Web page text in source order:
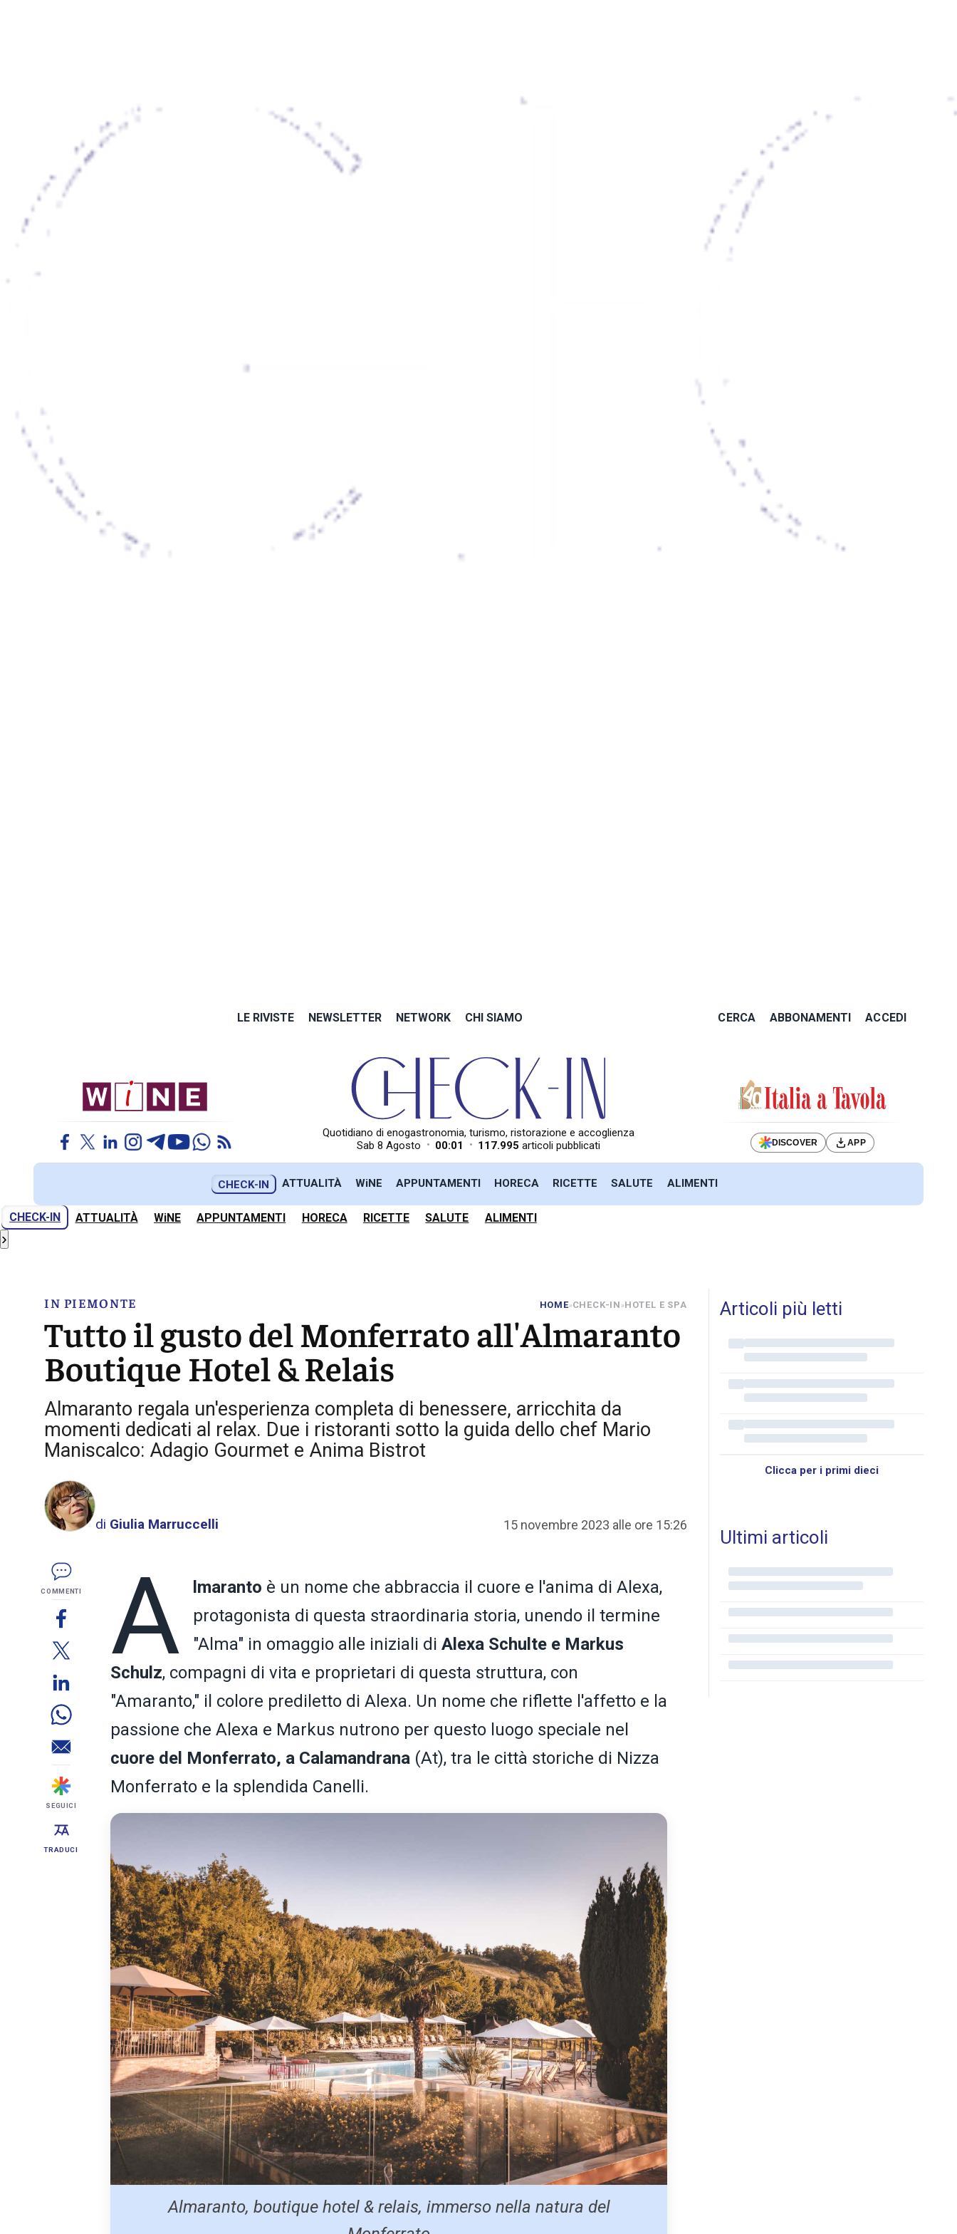
LE RIVISTE NEWSLETTER NETWORK CHI SIAMO CERCA ABBONAMENTI ACCEDI
Quotidiano di enogastronomia, turismo, ristorazione e accoglienza
Sab 8 Agosto • 00:01 • 117.995 articoli pubblicati DISCOVER APP
CHECK-IN ATTUALITÀ WiNE APPUNTAMENTI HORECA RICETTE SALUTE ALIMENTI
CHECK-IN ATTUALITÀ WiNE APPUNTAMENTI HORECA RICETTE SALUTE ALIMENTI
›
IN PIEMONTE HOME»CHECK-IN »HOTEL E SPA
Tutto il gusto del Monferrato all'Almaranto
Boutique Hotel & Relais
Almaranto regala un'esperienza completa di benessere, arricchita da
momenti dedicati al relax. Due i ristoranti sotto la guida dello chef Mario
Maniscalco: Adagio Gourmet e Anima Bistrot
di Giulia Marruccelli 15 novembre 2023 alle ore 15:26
COMMENTI
SEGUICI
TRADUCI
A lmaranto è un nome che abbraccia il cuore e l'anima di Alexa,
protagonista di questa straordinaria storia, unendo il termine
"Alma" in omaggio alle iniziali diAlexa Schulte e Markus
Schulz, compagni di vita e proprietari di questa struttura, con
"Amaranto," il colore prediletto di Alexa. Un nome che riflette l'affetto e la
passione che Alexa e Markus nutrono per questo luogo speciale nel
cuore del Monferrato, a Calamandrana (At), tra le città storiche di Nizza
Monferrato e la splendida Canelli.
Almaranto, boutique hotel & relais, immerso nella natura del
Articoli più letti
Clicca per i primi dieci
Ultimi articoli